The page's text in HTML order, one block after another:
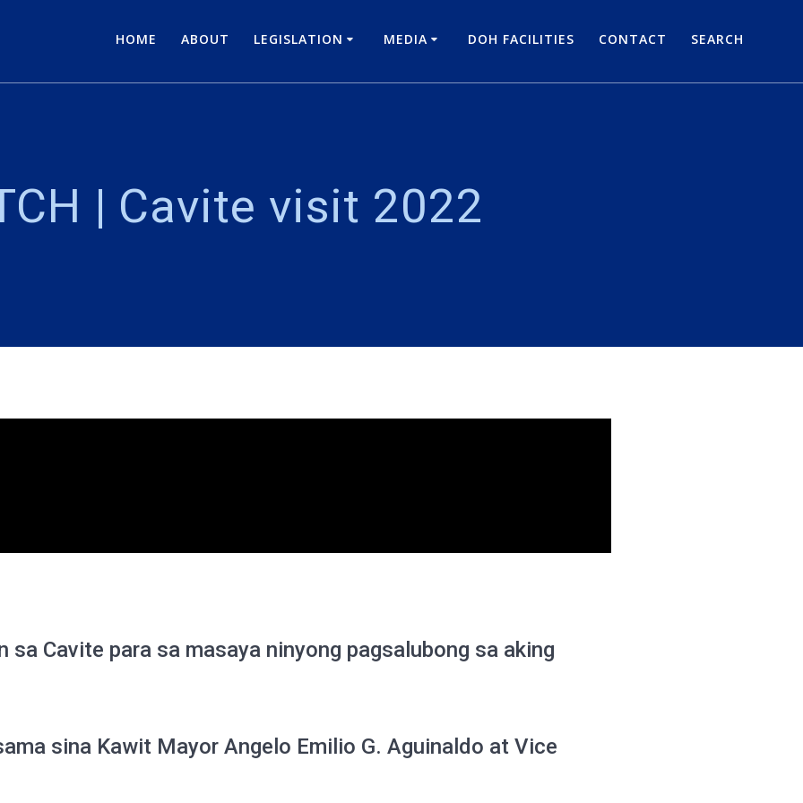
HOME ABOUT LEGISLATION MEDIA DOH FACILITIES CONTACT SEARCH
| Cavite visit 2022
Cavite para sa masaya ninyong pagsalubong sa aking
sina Kawit Mayor Angelo Emilio G. Aguinaldo at Vice